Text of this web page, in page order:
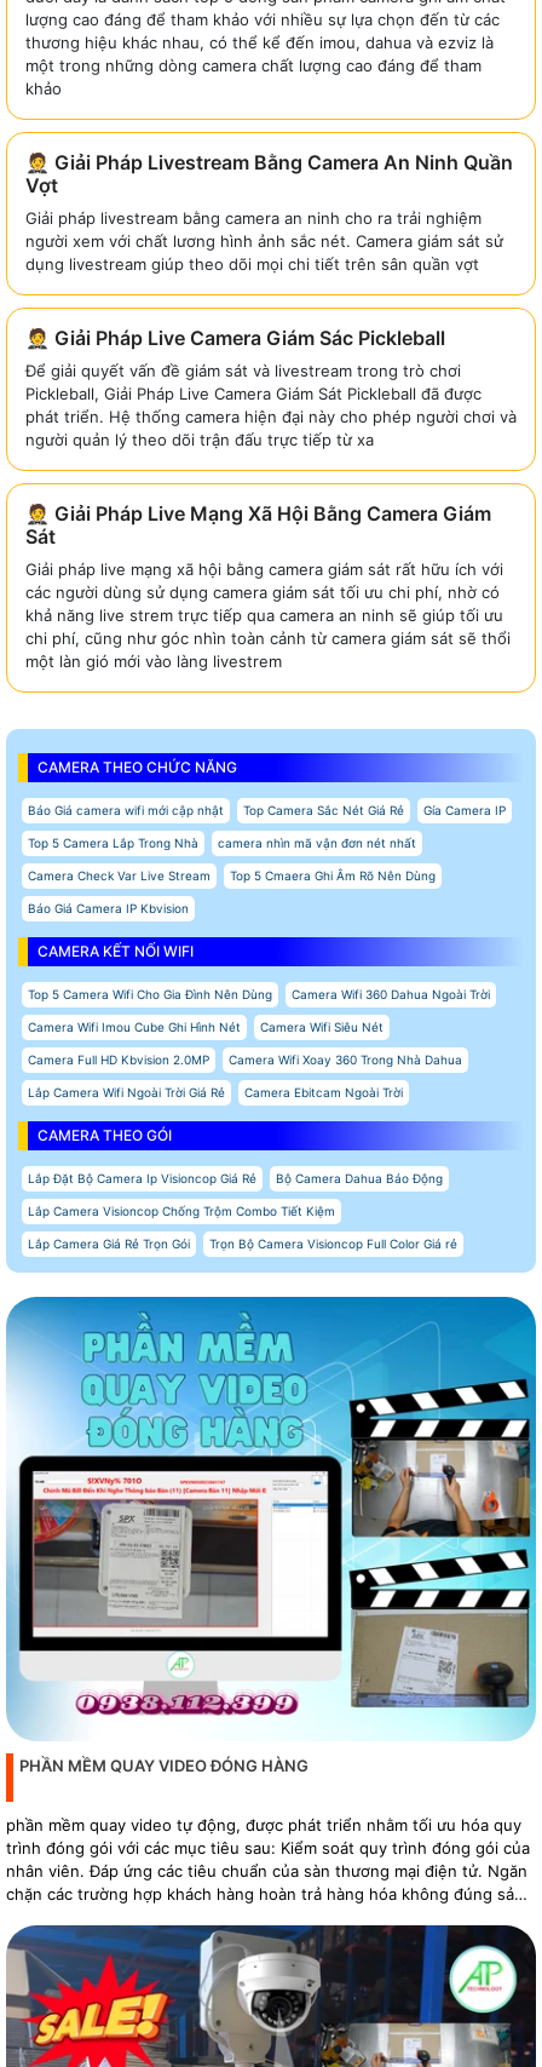
lượng cao đáng để tham khảo với nhiều sự lựa chọn đến từ các
thương hiệu khác nhau, có thể kể đến imou, dahua và ezviz là
một trong những dòng camera chất lượng cao đáng để tham
khảo
🤵 Giải Pháp Livestream Bằng Camera An Ninh Quần
Vợt
Giải pháp livestream bằng camera an ninh cho ra trải nghiệm
người xem với chất lương hình ảnh sắc nét. Camera giám sát sử
dụng livestream giúp theo dõi mọi chi tiết trên sân quần vợt
🤵 Giải Pháp Live Camera Giám Sác Pickleball
Để giải quyết vấn đề giám sát và livestream trong trò chơi
Pickleball, Giải Pháp Live Camera Giám Sát Pickleball đã được
phát triển. Hệ thống camera hiện đại này cho phép người chơi và
người quản lý theo dõi trận đấu trực tiếp từ xa
🤵 Giải Pháp Live Mạng Xã Hội Bằng Camera Giám
Sát
Giải pháp live mạng xã hội bằng camera giám sát rất hữu ích với
các người dùng sử dụng camera giám sát tối ưu chi phí, nhờ có
khả năng live strem trực tiếp qua camera an ninh sẽ giúp tối ưu
chi phí, cũng như góc nhìn toàn cảnh từ camera giám sát sẽ thổi
một làn gió mới vào làng livestrem
CAMERA THEO CHỨC NĂNG
Báo Giá camera wifi mới cập nhật Top Camera Sắc Nét Giá Rẻ Gía Camera IP
Top 5 Camera Lắp Trong Nhà camera nhìn mã vận đơn nét nhất
Camera Check Var Live Stream Top 5 Cmaera Ghi Âm Rõ Nên Dùng
Báo Giá Camera IP Kbvision
CAMERA KẾT NỐI WIFI
Top 5 Camera Wifi Cho Gia Đình Nên Dùng Camera Wifi 360 Dahua Ngoài Trời
Camera Wifi Imou Cube Ghi Hình Nét Camera Wifi Siêu Nét
Camera Full HD Kbvision 2.0MP Camera Wifi Xoay 360 Trong Nhà Dahua
Lắp Camera Wifi Ngoài Trời Giá Rẻ Camera Ebitcam Ngoài Trời
CAMERA THEO GÓI
Lắp Đặt Bộ Camera Ip Visioncop Giá Rẻ Bộ Camera Dahua Báo Động
Lắp Camera Visioncop Chống Trộm Combo Tiết Kiệm
Lắp Camera Giá Rẻ Trọn Gói Trọn Bộ Camera Visioncop Full Color Giá rẻ
PHẦN MỀM QUAY VIDEO ĐÓNG HÀNG
phần mềm quay video tự động, được phát triển nhằm tối ưu hóa quy
trình đóng gói với các mục tiêu sau: Kiểm soát quy trình đóng gói của
nhân viên. Đáp ứng các tiêu chuẩn của sàn thương mại điện tử. Ngăn
chặn các trường hợp khách hàng hoàn trả hàng hóa không đúng sản